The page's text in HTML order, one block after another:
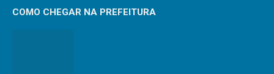
COMO CHEGAR NA PREFEITURA